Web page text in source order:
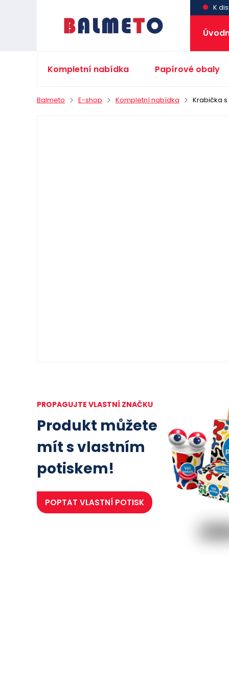
K
Kompletní nabídka Papírové obaly
Balmeto E-shop Kompletní nabídka Krabička s
PROPAGUJTE VLASTNÍ ZNAČKU
Produkt můžete
mít s vlastním
potiskem!
POPTAT VLASTNÍ POTISK